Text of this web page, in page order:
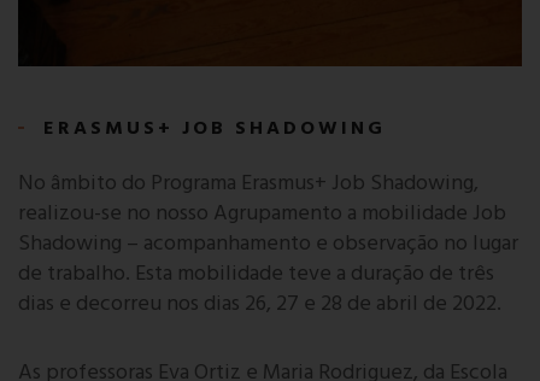
ERASMUS+ JOB SHADOWING
No âmbito do Programa Erasmus+ Job Shadowing,
realizou-se no nosso Agrupamento a mobilidade Job
Shadowing – acompanhamento e observação no lugar
de trabalho. Esta mobilidade teve a duração de três
dias e decorreu nos dias 26, 27 e 28 de abril de 2022.
As professoras Eva Ortiz e Maria Rodriguez, da Escola